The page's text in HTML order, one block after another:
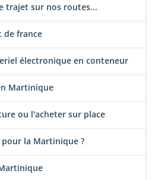
trajet sur nos routes...
de france
électronique en conteneur
Martinique
ou l'acheter sur place
la Martinique ?